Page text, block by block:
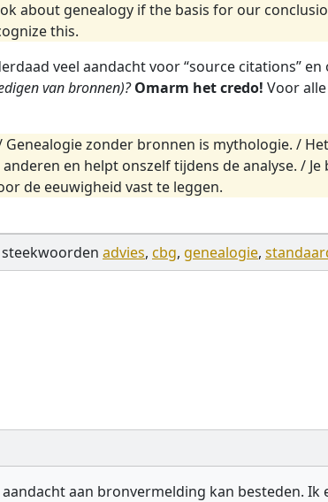
about genealogy if the basis for our
this.
veel aandacht voor “source citations”
van bronnen)? Omarm het credo! Voor
zonder bronnen is mythologie. /
en helpt onszelf tijdens de analyse. /
de eeuwigheid vast te leggen.
advies, cbg, genealogie,
aan bronvermelding kan besteden.